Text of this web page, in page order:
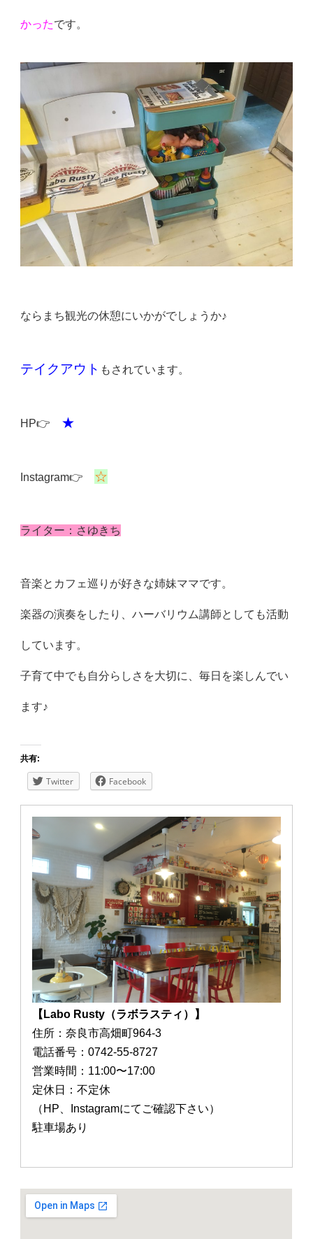
かったです。
ならまち観光の休憩にいかがでしょうか♪
テイクアウト もされています。
HP👉 ★
Instagram👉 ☆
ライター：さゆきち
音楽とカフェ巡りが好きな姉妹ママです。
楽器の演奏をしたり、ハーバリウム講師としても活動
しています。
子育て中でも自分らしさを大切に、毎日を楽しんでい
ます♪
共有:
Twitter Facebook
【Labo Rusty（ラボラスティ）】
住所：奈良市高畑町964-3
電話番号：0742-55-8727
営業時間：11:00〜17:00
定休日：不定休
（HP、Instagramにてご確認下さい）
駐車場あり